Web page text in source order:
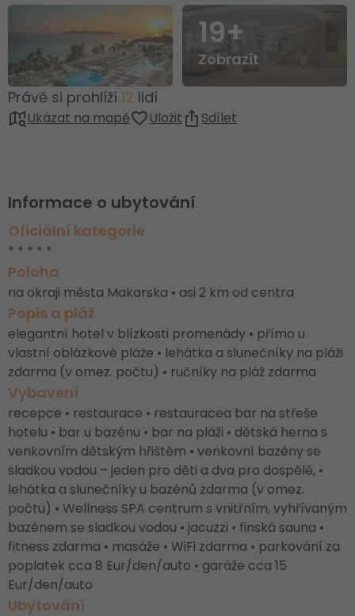
19+
Zobrazit
Právě si prohlíží 12 lidí
Ukázat na mapě Uložit Sdílet
Informace o ubytování
Oficiální kategorie
* * * * *
Poloha
na okraji města Makarska • asi 2 km od centra
Popis a pláž
elegantní hotel v blízkosti promenády • přímo u
vlastní oblázkové pláže • lehátka a slunečníky na pláži
zdarma (v omez. počtu) • ručníky na pláž zdarma
Vybavení
recepce • restaurace • restauracea bar na střeše
hotelu • bar u bazénu • bar na pláži • dětská herna s
venkovním dětským hřištěm • venkovní bazény se
sladkou vodou – jeden pro děti a dva pro dospělé, •
lehátka a slunečníky u bazénů zdarma (v omez.
počtu) • Wellness SPA centrum s vnitřním, vyhřívaným
bazénem se sladkou vodou • jacuzzi • finská sauna •
fitness zdarma • masáže • WiFi zdarma • parkování za
poplatek cca 8 Eur/den/auto • garáže cca 15
Eur/den/auto
Ubytování